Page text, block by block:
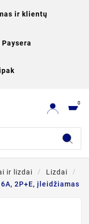
ir klientų
0
ir lizdai
Lizdai
2P+E, įleidžiamas